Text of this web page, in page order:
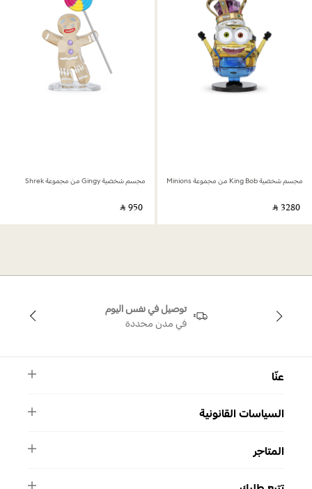
مجسم شخصية King Bob من مجموعة Minions
‎ ⃁ ⁦3280⁩ ‎
مجسم شخصية Gingy من مجموعة Shrek
‎ ⃁ ⁦950⁩ ‎
توصيل في نفس اليوم
في مدن محددة
عنّا
الأسئلة الشائعة
اتصل بنا
السياسات القانونية
سياسة الخصوصية
المتاجر